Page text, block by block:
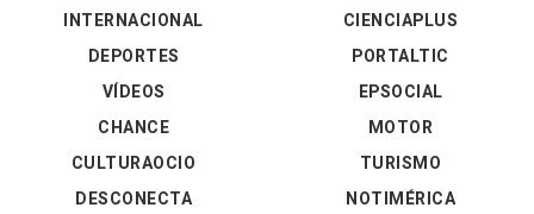
INTERNACIONAL
DEPORTES
VÍDEOS
CIENCIAPLUS
PORTALTIC
EPSOCIAL
CHANCE
CULTURAOCIO
DESCONECTA
MOTOR
TURISMO
NOTIMÉRICA